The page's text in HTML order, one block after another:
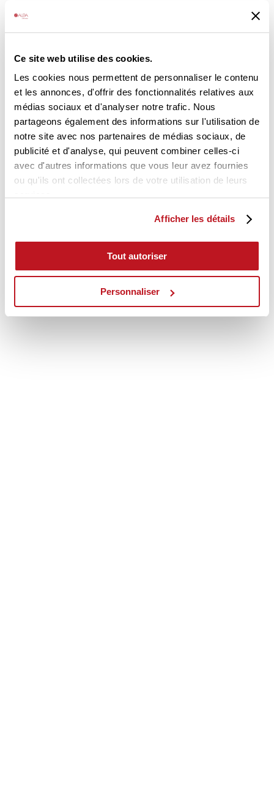
Ce site web utilise des cookies.
Les cookies nous permettent de personnaliser le contenu
et les annonces, d'offrir des fonctionnalités relatives aux
médias sociaux et d'analyser notre trafic. Nous
partageons également des informations sur l'utilisation de
notre site avec nos partenaires de médias sociaux, de
publicité et d'analyse, qui peuvent combiner celles-ci
avec d'autres informations que vous leur avez fournies
ou qu'ils ont collectées lors de votre utilisation de leurs
Afficher les détails
Tout autoriser
Personnaliser